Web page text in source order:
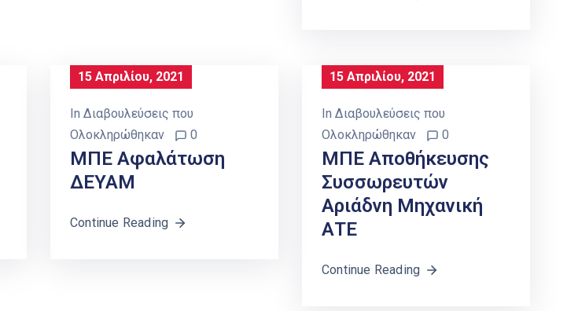
15 Απριλίου, 2021
In Διαβουλεύσεις που
Ολοκληρώθηκαν
0
ΜΠΕ Αφαλάτωση
ΔΕΥΑΜ
Continue Reading
15 Απριλίου, 2021
In Διαβουλεύσεις που
Ολοκληρώθηκαν
0
ΜΠΕ Αποθήκευσης
Συσσωρευτών
Αριάδνη Μηχανική
ΑΤΕ
Continue Reading